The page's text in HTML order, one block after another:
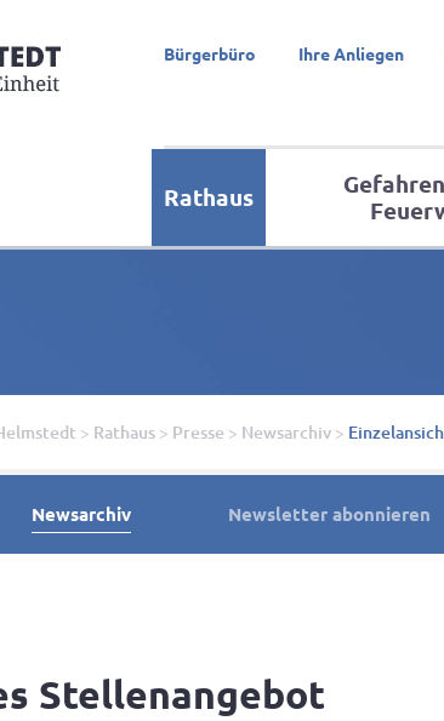
Bürgerbüro Ihre Anliegen
Rathaus
> Rathaus > Presse > Newsarchiv >
Newsarchiv Newsletter abonnieren
Stellenangebot